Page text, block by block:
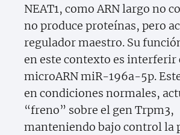
NEAT1, como ARN largo no
no produce proteínas, pero
regulador maestro. Su
en este contexto es interferir
microARN miR-196a-5p.
en condiciones normales,
“freno” sobre el gen Trpm3,
manteniendo bajo control la